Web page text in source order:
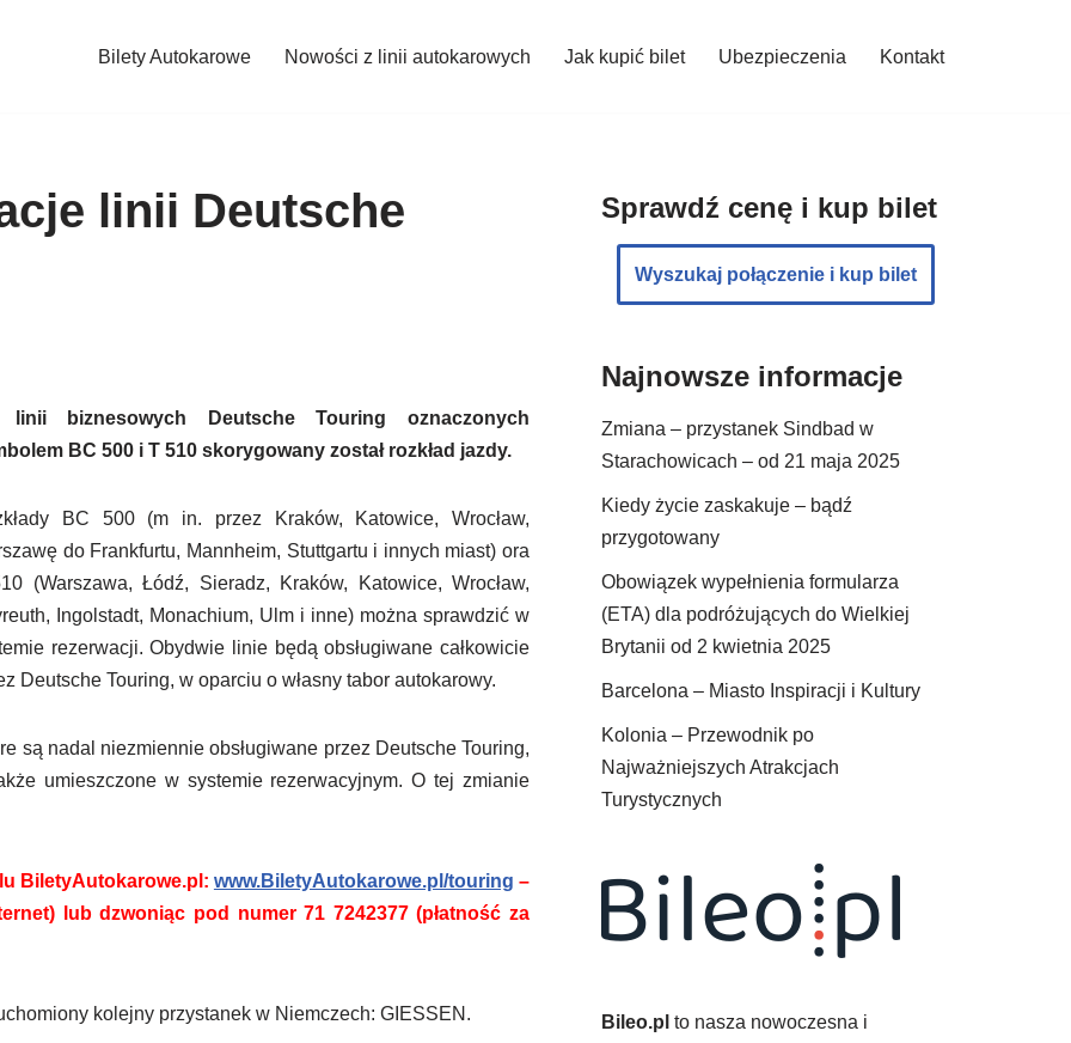
Bilety Autokarowe Nowości z linii autokarowych Jak kupić bilet Ubezpieczenia Kontakt
linii Deutsche
linii biznesowych Deutsche Touring oznaczonych
BC 500 i T 510 skorygowany został rozkład jazdy.
BC 500 (m in. przez Kraków, Katowice, Wrocław,
do Frankfurtu, Mannheim, Stuttgartu i innych miast) ora
(Warszawa, Łódź, Sieradz, Kraków, Katowice, Wrocław,
Ingolstadt, Monachium, Ulm i inne) można sprawdzić w
rezerwacji. Obydwie linie będą obsługiwane całkowicie
Deutsche Touring, w oparciu o własny tabor autokarowy.
są nadal niezmiennie obsługiwane przez Deutsche Touring,
umieszczone w systemie rezerwacyjnym. O tej zmianie
BiletyAutokarowe.pl: www.BiletyAutokarowe.pl/touring –
lub dzwoniąc pod numer 71 7242377 (płatność za
kolejny przystanek w Niemczech: GIESSEN.
Sprawdź cenę i kup bilet
Wyszukaj połączenie i kup bilet
Najnowsze informacje
Zmiana – przystanek Sindbad w
Starachowicach – od 21 maja 2025
Kiedy życie zaskakuje – bądź
przygotowany
Obowiązek wypełnienia formularza
(ETA) dla podróżujących do Wielkiej
Brytanii od 2 kwietnia 2025
Barcelona – Miasto Inspiracji i Kultury
Kolonia – Przewodnik po
Najważniejszych Atrakcjach
Turystycznych
Bileo.pl to nasza nowoczesna i